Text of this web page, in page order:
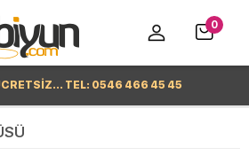
TEL: 0546 466 45 45
0